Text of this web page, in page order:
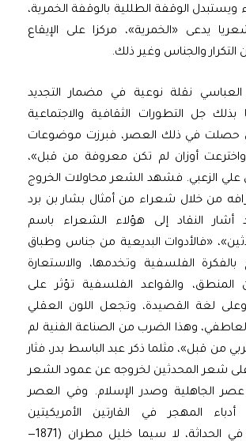
الوقفة الطللية بالوقفة الخمرية،
يدعى «الخمرية»، مركزا على الإيقاع
التكرار والجناس وغير ذلك.
نقلة نوعية في مضمار التجديد
بذلك جل التطورات الثقافية والاجتماعية
حصلت في ذلك العصر، فبرزت موضوعات
أوزان لم تكن معروفة من قبل»،
علي الزعبي. فشهد الشعر محاولات الخروج
من خلال شعراء من أمثال بشار بن برد
أشار النقاد إلى هؤلاء الشعراء باسم
«فالأدوات البديعية من جناس وطباق
الفلسفية وتخدمها، والاستعارة
المنطق، والقواعد الفلسفية تؤثر على
وعلى لغة القصيدة، وتجعل اللون العقلي
وهذا الضرب من الصناعة الفنية لم
من قبل»، مثلما ذكر عبد الباسط بدر، فثار
على شعر المحدثين لخروجه عن عمود الشعر
الجاهلية وصدر الإسلام. وفي العصر
المهجر في القارتين الأمريكيتين
مساهمة كبيرة في الحداثة، لا سيما خليل مطران (1871—